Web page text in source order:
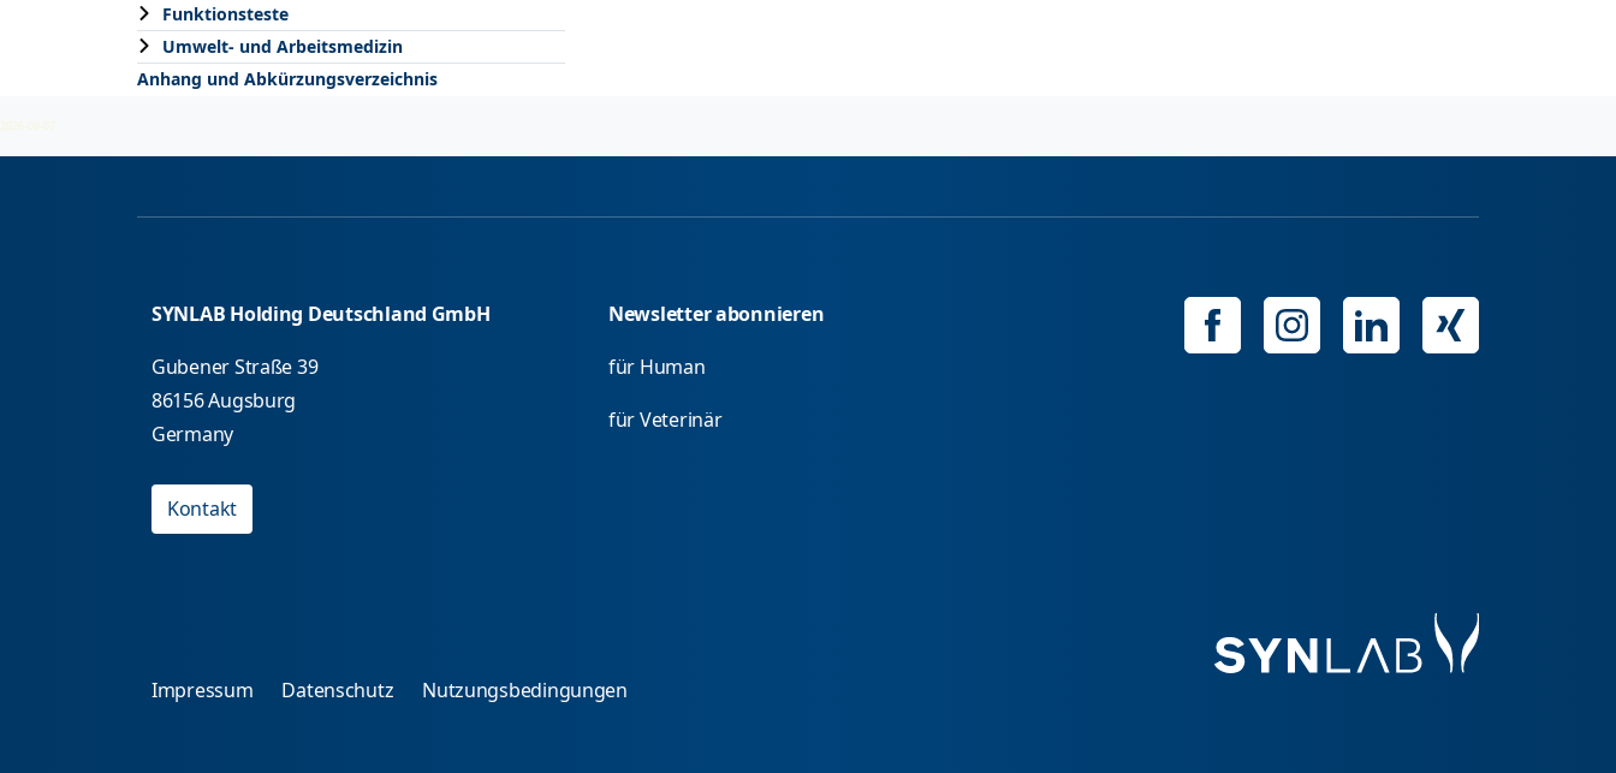
Funktionsteste
Umwelt- und Arbeitsmedizin
Anhang und Abkürzungsverzeichnis
2026-08-07
SYNLAB Holding Deutschland GmbH
Gubener Straße 39
86156 Augsburg
Germany
Kontakt
Newsletter abonnieren
für Human
für Veterinär
Impressum Datenschutz Nutzungsbedingungen